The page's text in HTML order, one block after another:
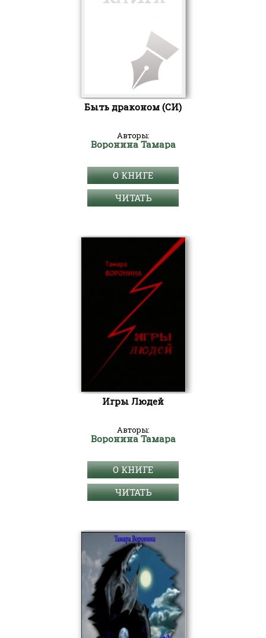
Быть драконом (СИ)
Авторы:
Воронина Тамара
О КНИГЕ
ЧИТАТЬ
Игры Людей
Авторы:
Воронина Тамара
О КНИГЕ
ЧИТАТЬ